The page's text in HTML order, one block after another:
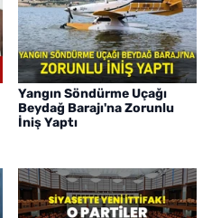
Yangın Söndürme Uçağı
Beydağ Barajı'na Zorunlu
İniş Yaptı